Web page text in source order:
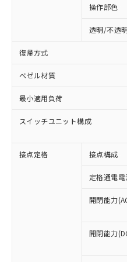
操作部色
透明/不透
復帰方式
ベゼル材質
最小適用負荷
スイッチユニット構成
接点定格 接点構成
定格通電電
開閉能力
開閉能力
※1 対応状況